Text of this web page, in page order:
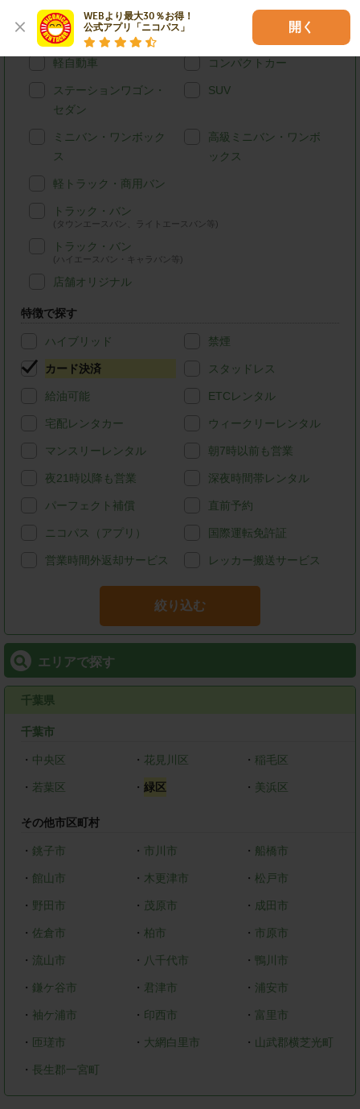
WEBより最大30％お得！
公式アプリ「ニコパス」
開く
車種別で探す
軽自動車 コンパクトカー
ステーションワゴン・
セダン
SUV
ミニバン・ワンボック
ス
高級ミニバン・ワンボ
ックス
軽トラック・商用バン
トラック・バン
(タウンエースバン、ライトエースバン等)
トラック・バン
(ハイエースバン・キャラバン等)
店舗オリジナル
特徴で探す
ハイブリッド 禁煙
カード決済 スタッドレス
給油可能 ETCレンタル
宅配レンタカー ウィークリーレンタル
マンスリーレンタル 朝7時以前も営業
夜21時以降も営業 深夜時間帯レンタル
パーフェクト補償 直前予約
ニコパス（アプリ） 国際運転免許証
営業時間外返却サービス レッカー搬送サービス
絞り込む
エリアで探す
千葉県
千葉市
・ 中央区 ・ 花見川区 ・稲毛区
・ 若葉区 ・ 緑区 ・ 美浜区
その他市区町村
・ 銚子市 ・ 市川市 ・ 船橋市
・ 館山市 ・ 木更津市 ・松戸市
・ 野田市 ・ 茂原市 ・ 成田市
・ 佐倉市 ・ 柏市 ・ 市原市
・ 流山市 ・ 八千代市 ・ 鴨川市
・ 鎌ケ谷市 ・ 君津市 ・ 浦安市
・ 袖ケ浦市 ・ 印西市 ・ 富里市
・ 匝瑳市 ・ 大網白里市 ・ 山武郡横芝光町
・ 長生郡一宮町